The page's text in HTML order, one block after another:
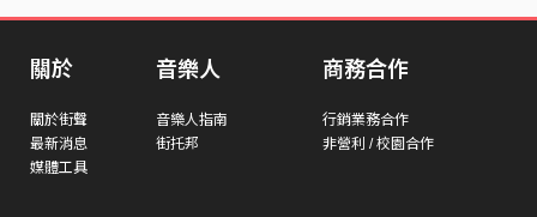
關於
關於街聲
最新消息
媒體工具
音樂人
音樂人指南
街托邦
商務合作
行銷業務合作
非營利 / 校園合作